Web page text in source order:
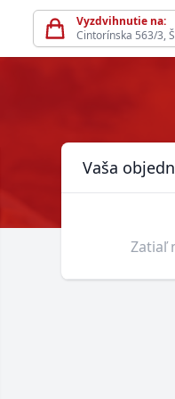
Vyzdvihnutie na:
Cintorínska 563/3,
Košík
Vaša
Zatiaľ